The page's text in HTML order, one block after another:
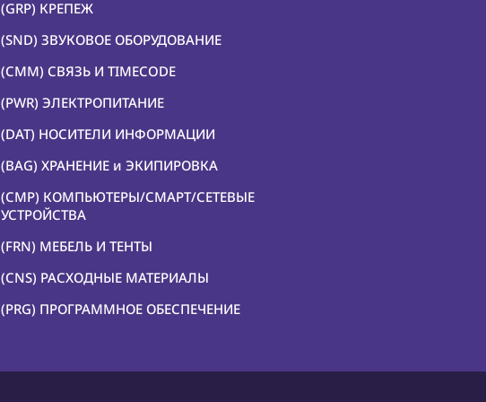
(GRP) КРЕПЕЖ
(SND) ЗВУКОВОЕ ОБОРУДОВАНИЕ
(CMM) СВЯЗЬ И TIMECODE
(PWR) ЭЛЕКТРОПИТАНИЕ
(DAT) НОСИТЕЛИ ИНФОРМАЦИИ
(BAG) ХРАНЕНИЕ и ЭКИПИРОВКА
(CMP) КОМПЬЮТЕРЫ/СМАРТ/СЕТЕВЫЕ
УСТРОЙСТВА
(FRN) МЕБЕЛЬ И ТЕНТЫ
(CNS) РАСХОДНЫЕ МАТЕРИАЛЫ
(PRG) ПРОГРАММНОЕ ОБЕСПЕЧЕНИЕ